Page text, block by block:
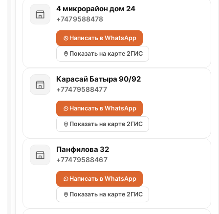
4 микрорайон дом 24
+7479588478
Написать в WhatsApp
Показать на карте 2ГИС
Карасай Батыра 90/92
+77479588477
Написать в WhatsApp
Показать на карте 2ГИС
Панфилова 32
+77479588467
Написать в WhatsApp
Показать на карте 2ГИС